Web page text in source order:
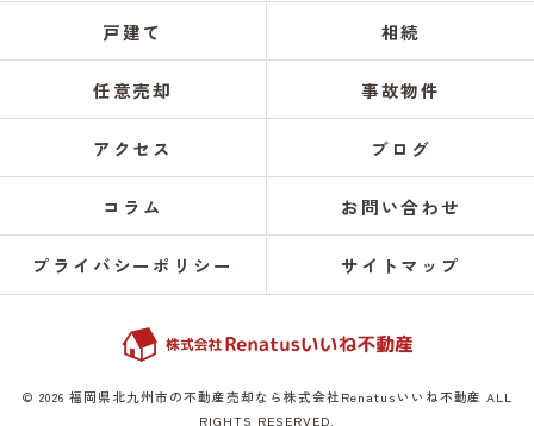
戸建て 相続
任意売却 事故物件
アクセス ブログ
コラム お問い合わせ
プライバシーポリシー サイトマップ
© 2026 福岡県北九州市の不動産売却なら株式会社Renatusいいね不動産 ALL
RIGHTS RESERVED.